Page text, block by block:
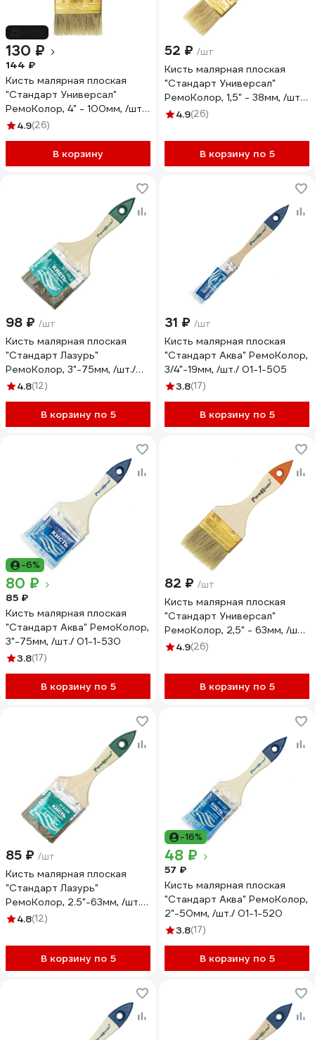
130 ₽
144 ₽
Кисть малярная плоская
"Стандарт Универсал"
РемоКолор, 4" - 100мм, /шт./
01-1-040
4.9(26)
В корзину
52 ₽ /шт
Кисть малярная плоская
"Стандарт Универсал"
РемоКолор, 1,5" - 38мм, /шт./
01-1-015
4.9(26)
В корзину по 5
98 ₽ /шт
Кисть малярная плоская
"Стандарт Лазурь"
РемоКолор, 3"-75мм, /шт./
01-3-330
4.8(12)
В корзину по 5
31 ₽ /шт
Кисть малярная плоская
"Стандарт Аква" РемоКолор,
3/4"-19мм, /шт./ 01-1-505
3.8(17)
В корзину по 5
-6%
80 ₽
85 ₽
Кисть малярная плоская
"Стандарт Аква" РемоКолор,
3"-75мм, /шт./ 01-1-530
3.8(17)
В корзину по 5
82 ₽ /шт
Кисть малярная плоская
"Стандарт Универсал"
РемоКолор, 2,5" - 63мм, /шт./
01-1-025
4.9(26)
В корзину по 5
85 ₽ /шт
Кисть малярная плоская
"Стандарт Лазурь"
РемоКолор, 2.5"-63мм, /шт./
01-3-325
4.8(12)
В корзину по 5
-16%
48 ₽
57 ₽
Кисть малярная плоская
"Стандарт Аква" РемоКолор,
2"-50мм, /шт./ 01-1-520
3.8(17)
В корзину по 5